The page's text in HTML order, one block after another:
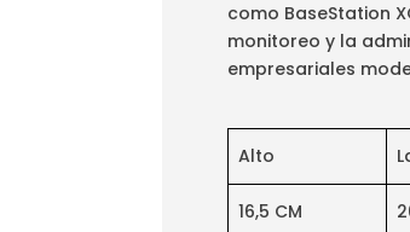
como BaseStation
monitoreo y la
empresariales
Alto
16,5 CM